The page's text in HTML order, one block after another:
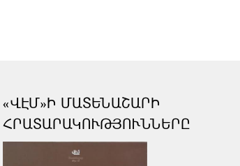
«ՎԷՄ»Ի ՄԱՏԵՆԱՇԱՐԻ
ՀՐԱՏԱՐԱԿՈՒԹՅՈՒՆՆԵՐԸ